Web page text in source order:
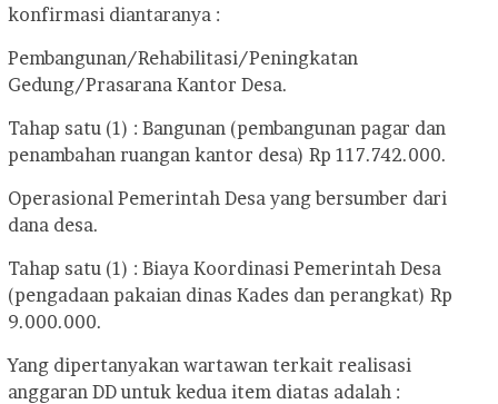
konfirmasi diantaranya :
Pembangunan/Rehabilitasi/Peningkatan
Gedung/Prasarana Kantor Desa.
Tahap satu (1) : Bangunan (pembangunan pagar dan
penambahan ruangan kantor desa) Rp 117.742.000.
Operasional Pemerintah Desa yang bersumber dari
dana desa.
Tahap satu (1) : Biaya Koordinasi Pemerintah Desa
(pengadaan pakaian dinas Kades dan perangkat) Rp
9.000.000.
Yang dipertanyakan wartawan terkait realisasi
anggaran DD untuk kedua item diatas adalah :